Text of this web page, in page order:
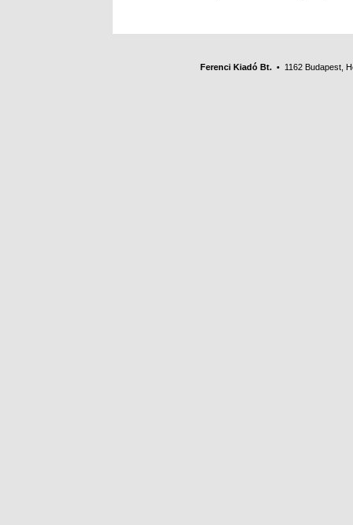
Ferenci Kiadó Bt. • 1162 Budapest,